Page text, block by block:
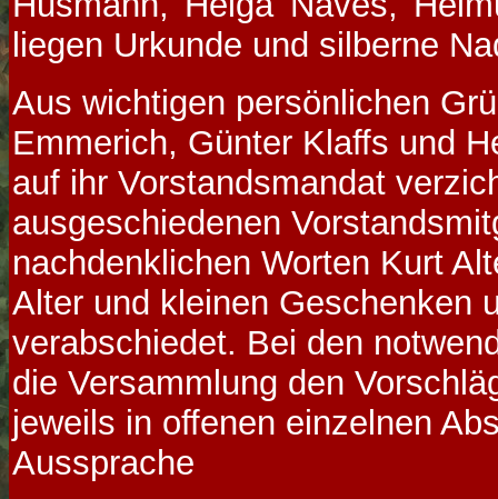
liegen Urkunde und silberne
Aus wichtigen persönlichen
Emmerich, Günter Klaffs und
auf ihr Vorstandsmandat
ausgeschiedenen
nachdenklichen Worten Kurt
Alter und kleinen Geschenken
verabschiedet. Bei den
die Versammlung den
jeweils in offenen einzelnen
Aussprache